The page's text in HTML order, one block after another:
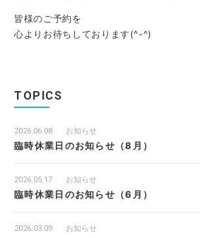
皆様のご予約を
心よりお待ちしております(^-^)
TOPICS
2026.06.08 お知らせ
臨時休業日のお知らせ（8月）
2026.05.17 お知らせ
臨時休業日のお知らせ（6月）
2026.03.09 お知らせ